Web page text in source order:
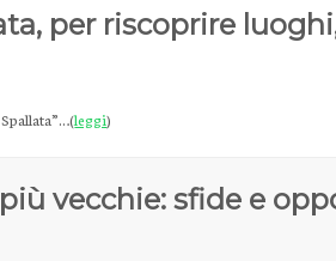
per riscoprire
leggi)
vecchie: sfide e